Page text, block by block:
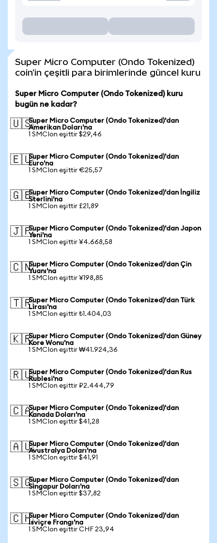
Super Micro Computer (Ondo Tokenized)
coin'in çeşitli para birimlerinde güncel kuru
Super Micro Computer (Ondo Tokenized) kuru
bugün ne kadar?
🇺🇸Super Micro Computer (Ondo Tokenized)'dan
Amerikan Doları'na
1 SMCIon eşittir $29,46
🇪🇺Super Micro Computer (Ondo Tokenized)'dan
Euro'na
1 SMCIon eşittir €25,57
🇬🇧Super Micro Computer (Ondo Tokenized)'dan İngiliz
Sterlini'na
1 SMCIon eşittir £21,89
🇯🇵Super Micro Computer (Ondo Tokenized)'dan Japon
Yeni'na
1 SMCIon eşittir ¥4.668,58
🇨🇳Super Micro Computer (Ondo Tokenized)'dan Çin
Yuanı'na
1 SMCIon eşittir ¥198,85
🇹🇷Super Micro Computer (Ondo Tokenized)'dan Türk
Lirası'na
1 SMCIon eşittir ₺1.404,03
🇰🇷Super Micro Computer (Ondo Tokenized)'dan Güney
Kore Wonu'na
1 SMCIon eşittir ₩41.924,36
🇷🇺Super Micro Computer (Ondo Tokenized)'dan Rus
Rublesi'na
1 SMCIon eşittir ₽2.444,79
🇨🇦Super Micro Computer (Ondo Tokenized)'dan
Kanada Doları'na
1 SMCIon eşittir $41,28
🇦🇺Super Micro Computer (Ondo Tokenized)'dan
Avustralya Doları'na
1 SMCIon eşittir $41,91
🇸🇬Super Micro Computer (Ondo Tokenized)'dan
Singapur Doları'na
1 SMCIon eşittir $37,82
🇨🇭Super Micro Computer (Ondo Tokenized)'dan
İsviçre Frangı'na
1 SMCIon eşittir CHF 23,94